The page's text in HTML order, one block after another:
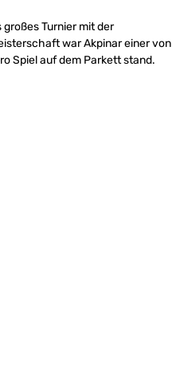
Turnier mit der
war Akpinar einer von
Spiel auf dem Parkett stand.